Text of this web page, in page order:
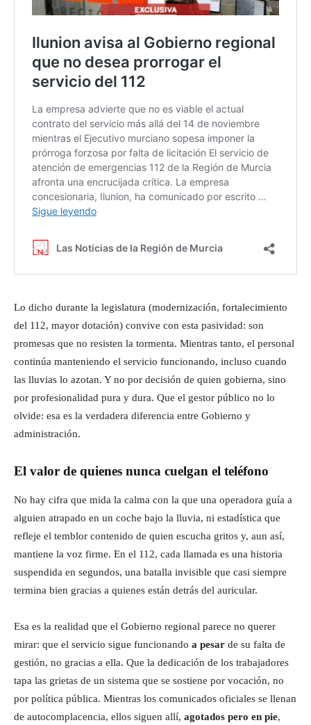
Lo dicho durante la legislatura (modernización, fortalecimiento
del 112, mayor dotación) convive con esta pasividad: son
promesas que no resisten la tormenta. Mientras tanto, el personal
continúa manteniendo el servicio funcionando, incluso cuando
las lluvias lo azotan. Y no por decisión de quien gobierna, sino
por profesionalidad pura y dura. Que el gestor público no lo
olvide: esa es la verdadera diferencia entre Gobierno y
administración.
El valor de quienes nunca cuelgan el teléfono
No hay cifra que mida la calma con la que una operadora guía a
alguien atrapado en un coche bajo la lluvia, ni estadística que
refleje el temblor contenido de quien escucha gritos y, aun así,
mantiene la voz firme. En el 112, cada llamada es una historia
suspendida en segundos, una batalla invisible que casi siempre
termina bien gracias a quienes están detrás del auricular.
Esa es la realidad que el Gobierno regional parece no querer
mirar: que el servicio sigue funcionando a pesar de su falta de
gestión, no gracias a ella. Que la dedicación de los trabajadores
tapa las grietas de un sistema que se sostiene por vocación, no
por política pública. Mientras los comunicados oficiales se llenan
de autocomplacencia, ellos siguen allí, agotados pero en pie,